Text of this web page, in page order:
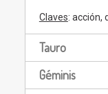
Claves: acción,
Tauro
Géminis